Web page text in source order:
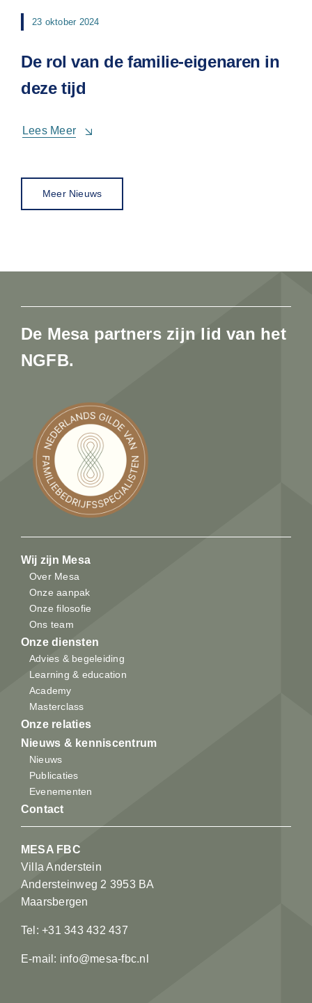
23 oktober 2024
De rol van de familie-eigenaren in
deze tijd
Lees Meer
Meer Nieuws
De Mesa partners zijn lid van het
NGFB.
Wij zijn Mesa
Over Mesa
Onze aanpak
Onze filosofie
Ons team
Onze diensten
Advies & begeleiding
Learning & education
Academy
Masterclass
Onze relaties
Nieuws & kenniscentrum
Nieuws
Publicaties
Evenementen
Contact
MESA FBC
Villa Anderstein
Andersteinweg 2 3953 BA
Maarsbergen
Tel: +31 343 432 437
E-mail: info@mesa-fbc.nl